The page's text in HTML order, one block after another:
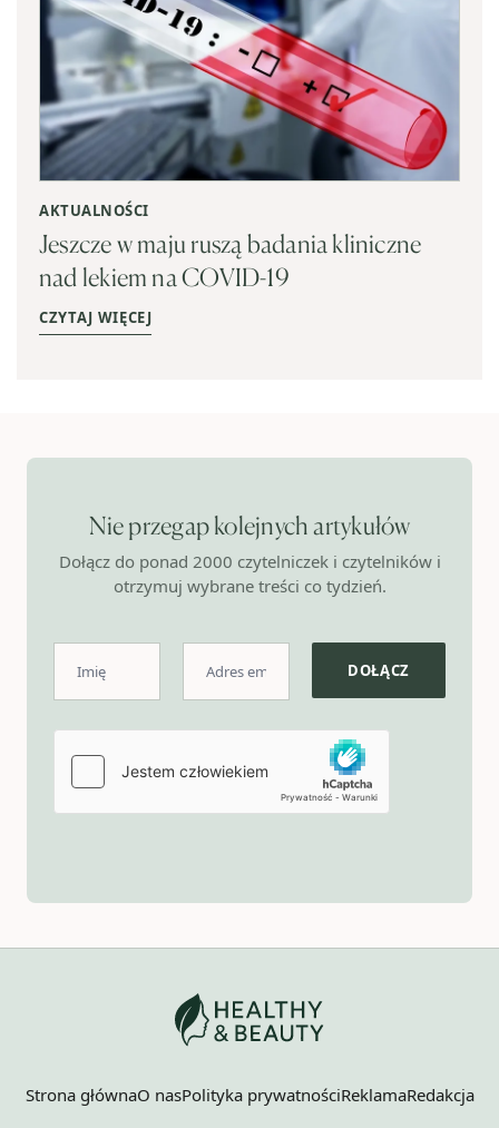
AKTUALNOŚCI
Jeszcze w maju ruszą badania kliniczne
nad lekiem na COVID-19
CZYTAJ WIĘCEJ
Nie przegap kolejnych artykułów
Dołącz do ponad 2000 czytelniczek i czytelników i
otrzymuj wybrane treści co tydzień.
Strona głównaO nasPolityka prywatnościReklamaRedakcja